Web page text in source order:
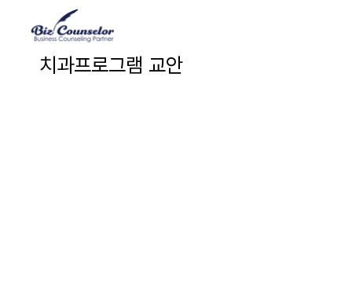
치과프로그램 교안